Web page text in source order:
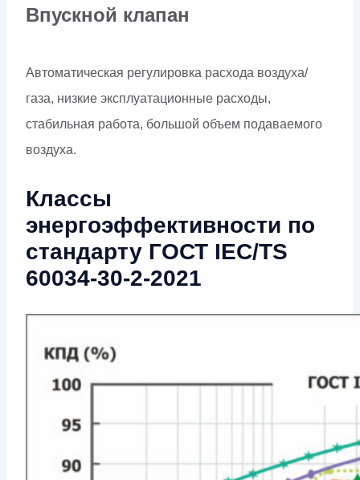
Впускной клапан
Автоматическая регулировка расхода воздуха/
газа, низкие эксплуатационные расходы,
стабильная работа, большой объем подаваемого
воздуха.
Классы
энергоэффективности по
стандарту ГОСТ IEC/TS
60034-30-2-2021